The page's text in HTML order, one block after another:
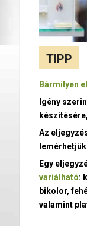
TIPP
Bármilyen
Igény
Az
Egy
variálható:
bikolor,
valamint